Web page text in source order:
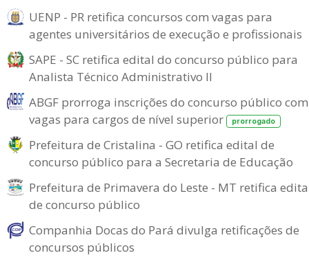
UENP - PR retifica concursos com vagas para
agentes universitários de execução e profissionais
SAPE - SC retifica edital do concurso público para
Analista Técnico Administrativo II
ABGF prorroga inscrições do concurso público com
vagas para cargos de nível superior
prorrogado
Prefeitura de Cristalina - GO retifica edital de
concurso público para a Secretaria de Educação
Prefeitura de Primavera do Leste - MT retifica
de concurso público
Companhia Docas do Pará divulga retificações de
concursos públicos